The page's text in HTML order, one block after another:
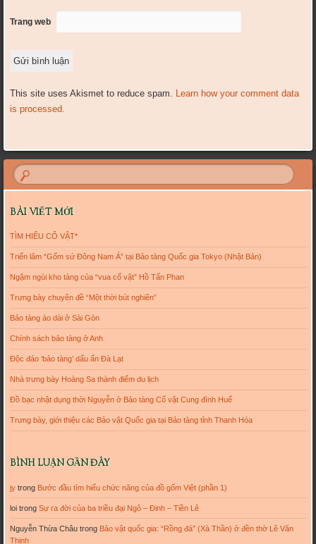
Trang web
This site uses Akismet to reduce spam. Learn how your comment data
is processed.
BÀI VIẾT MỚI
TÌM HIỂU CỔ VẬT*
Triển lãm “Gốm sứ Đông Nam Á” tại Bảo tàng Quốc gia Tokyo (Nhật Bản)
Ngậm ngùi kho tàng của “vua cổ vật” Hồ Tấn Phan
Trưng bày chuyên đề “Một thời bút nghiên”
Bảo tàng áo dài ở Sài Gòn
Chính sách bảo tàng ở Anh
Độc đáo ‘bảo tàng’ dấu ấn Đà Lạt
Nhà trưng bày Hoàng Sa thành điểm du lịch
Đồ bạc nhật dụng thời Nguyễn ở Bảo tàng Cổ vật Cung đình Huế
Trưng bày, giới thiệu các Bảo vật Quốc gia tại Bảo tàng tỉnh Thanh Hóa
BÌNH LUẬN GẦN ĐÂY
jytrong Bước đầu tìm hiểu chức năng của đồ gốm Việt (phần 1)
loitrong Sự ra đời của ba triều đại Ngô – Đinh – Tiền Lê
Nguyễn Thừa Châutrong Bảo vật quốc gia: “Rồng đá” (Xà Thần) ở đền thờ Lê Văn
Thịnh